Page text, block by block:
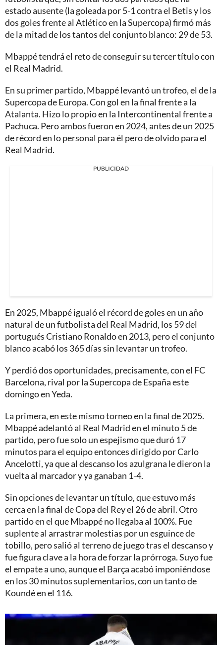
estado ausente (la goleada por 5-1 contra el Betis y los
dos goles frente al Atlético en la Supercopa) firmó más
de la mitad de los tantos del conjunto blanco: 29 de 53.
Mbappé tendrá el reto de conseguir su tercer título con
el Real Madrid.
En su primer partido, Mbappé levantó un trofeo, el de la
Supercopa de Europa. Con gol en la final frente a la
Atalanta. Hizo lo propio en la Intercontinental frente a
Pachuca. Pero ambos fueron en 2024, antes de un 2025
de récord en lo personal para él pero de olvido para el
Real Madrid.
PUBLICIDAD
En 2025, Mbappé igualó el récord de goles en un año
natural de un futbolista del Real Madrid, los 59 del
portugués Cristiano Ronaldo en 2013, pero el conjunto
blanco acabó los 365 días sin levantar un trofeo.
Y perdió dos oportunidades, precisamente, con el FC
Barcelona, rival por la Supercopa de España este
domingo en Yeda.
La primera, en este mismo torneo en la final de 2025.
Mbappé adelantó al Real Madrid en el minuto 5 de
partido, pero fue solo un espejismo que duró 17
minutos para el equipo entonces dirigido por Carlo
Ancelotti, ya que al descanso los azulgrana le dieron la
vuelta al marcador y ya ganaban 1-4.
Sin opciones de levantar un título, que estuvo más
cerca en la final de Copa del Rey el 26 de abril. Otro
partido en el que Mbappé no llegaba al 100%. Fue
suplente al arrastrar molestias por un esguince de
tobillo, pero salió al terreno de juego tras el descanso y
fue figura clave a la hora de forzar la prórroga. Suyo fue
el empate a uno, aunque el Barça acabó imponiéndose
en los 30 minutos suplementarios, con un tanto de
Koundé en el 116.